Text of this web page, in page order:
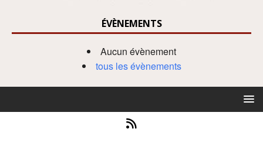
ÉVÈNEMENTS
Aucun évènement
tous les évènements